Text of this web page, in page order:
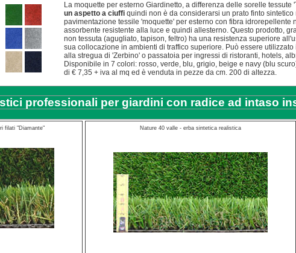
La moquette per esterno Giardinetto, a differenza delle sorelle tessute
un aspetto a ciuffi quindi non è da considerarsi un prato finto sintetico
pavimentazione tessile 'moquette' per esterno con fibra idrorepellente
assorbente resistente alla luce e quindi allesterno. Questo prodotto,
non tessuta (agugliato, tapison, feltro) ha una resistenza superiore
sua collocazione in ambienti di traffico superiore. Può essere utilizzato
alla stregua di 'Zerbino' o passatoia per ingressi di ristoranti, hotels,
Disponibile in 7 colori: rosso, verde, blu, grigio, beige e navy (blu
di € 7,35 + iva al mq ed è venduta in pezze da cm. 200 di altezza.
professionali per giardini con radice ad intaso
filati "Diamante" Nature 40 valle - erba sintetica realistica